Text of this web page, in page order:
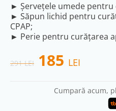
► Șervețele umede pentru
► Săpun lichid pentru
CPAP;
► Perie pentru curățarea
291LEI Original
185 LEI
Cumpară acum,